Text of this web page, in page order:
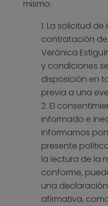
mismo:
La solicitud
contratación de
Verónica
y condiciones
disposición en
previa a una
El
informado e
informamos
presente
la lectura de la
conforme,
una
afirmativa,